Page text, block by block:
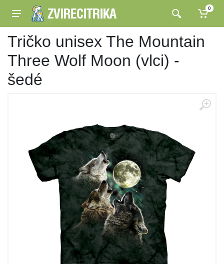
0
Tričko unisex The Mountain
Three Wolf Moon (vlci) -
šedé